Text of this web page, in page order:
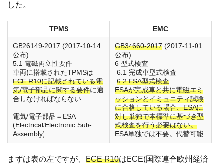
した。
TPMS EMC
GB26149-2017 (2017-10-14
公布)
5.1 電磁両立性要件
車両に搭載されたTPMSは
ECE R10に記載されている電
気/電子部品に関する要件に適
合しなければならない
電気/電子部品＝ESA
(Electrical/Electronic Sub-
Assembly)
GB34660-2017 (2017-11-01
公布)
6 型式検査
6.1 完成車型式検査
6.2 ESA型式検査
ESAが完成車と共に電磁エミ
ッションとイミュニティ試験
に合格している場合、ESAに
対し単独で本標準に基づき型
式検査を行う必要はない。
ESA単独では不要。代替可能
まずは表の左ですが、 ECE R10はECE(国際連合欧州経済